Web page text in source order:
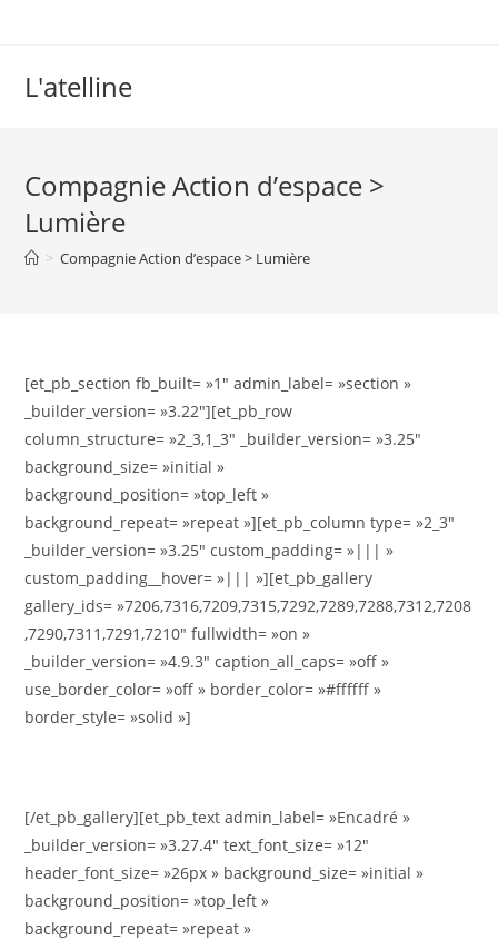
L'atelline
Compagnie Action d’espace >
Lumière
> Compagnie Action d’espace > Lumière
[et_pb_section fb_built= »1″ admin_label= »section »
_builder_version= »3.22″][et_pb_row
column_structure= »2_3,1_3″ _builder_version= »3.25″
background_size= »initial »
background_position= »top_left »
background_repeat= »repeat »][et_pb_column type= »2_3″
_builder_version= »3.25″ custom_padding= »||| »
custom_padding__hover= »||| »][et_pb_gallery
gallery_ids= »7206,7316,7209,7315,7292,7289,7288,7312,7208
,7290,7311,7291,7210″ fullwidth= »on »
_builder_version= »4.9.3″ caption_all_caps= »off »
use_border_color= »off » border_color= »#ffffff »
border_style= »solid »]
[/et_pb_gallery][et_pb_text admin_label= »Encadré »
_builder_version= »3.27.4″ text_font_size= »12″
header_font_size= »26px » background_size= »initial »
background_position= »top_left »
background_repeat= »repeat »